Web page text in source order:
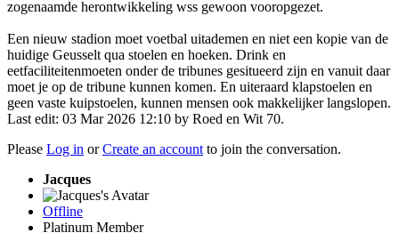
zogenaamde herontwikkeling wss gewoon vooropgezet.
Een nieuw stadion moet voetbal uitademen en niet een kopie van de
huidige Geusselt qua stoelen en hoeken. Drink en
eetfaciliteitenmoeten onder de tribunes gesitueerd zijn en vanuit daar
moet je op de tribune kunnen komen. En uiteraard klapstoelen en
geen vaste kuipstoelen, kunnen mensen ook makkelijker langslopen.
Last edit: 03 Mar 2026 12:10 by Roed en Wit 70.
Please Log in orCreate an account to join the conversation.
Jacques
Offline
Platinum Member